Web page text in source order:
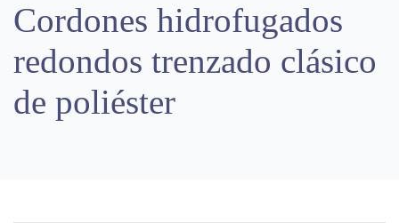
Cordones hidrofugados
redondos trenzado clásico
de poliéster